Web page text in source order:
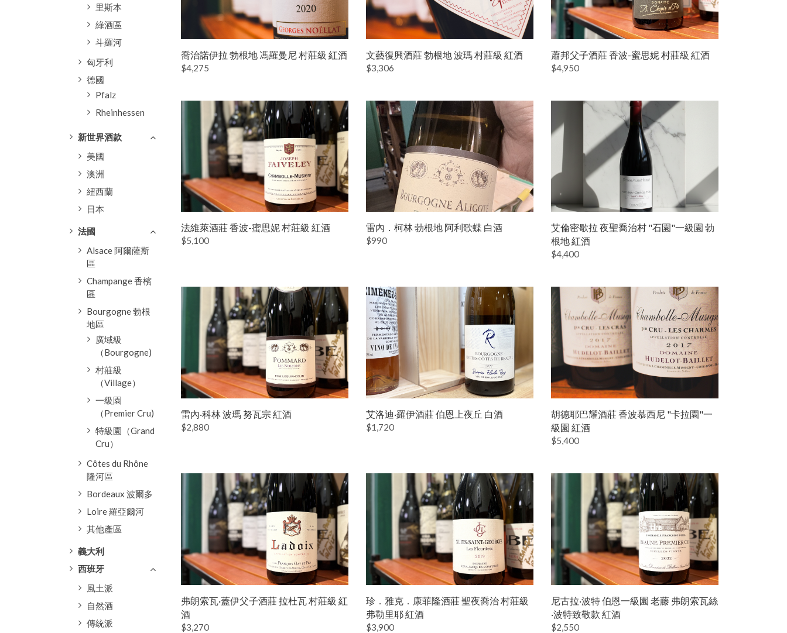
里斯本
綠酒區
斗羅河
匈牙利
德國
Pfalz
Rheinhessen
新世界酒款
美國
澳洲
紐西蘭
日本
法國
Alsace 阿爾薩斯
區
Champange 香檳
區
Bourgogne 勃根
地區
廣域級
（Bourgogne)
村莊級
（Village）
一級園
（Premier Cru)
特級園（Grand
Cru）
Côtes du Rhône
隆河區
Bordeaux 波爾多
Loire 羅亞爾河
其他產區
義大利
西班牙
風土派
自然酒
傳統派
喬治諾伊拉 勃根地 馮羅曼尼 村莊級 紅酒
$4,275
文藝復興酒莊 勃根地 波瑪 村莊級 紅酒
$3,306
蕭邦父子酒莊 香波-蜜思妮 村莊級 紅酒
$4,950
法維萊酒莊 香波-蜜思妮 村莊級 紅酒
$5,100
雷內．柯林 勃根地 阿利歌蝶 白酒
$990
艾倫密歇拉 夜聖喬治村 "石園"一級園 勃
根地 紅酒
$4,400
雷內·科林 波瑪 努瓦宗 紅酒
$2,880
艾洛迪·羅伊酒莊 伯恩上夜丘 白酒
$1,720
胡德耶巴耀酒莊 香波慕西尼 "卡拉園"一
級園 紅酒
$5,400
弗朗索瓦·蓋伊父子酒莊 拉杜瓦 村莊級 紅
酒
$3,270
珍．雅克．康菲隆酒莊 聖夜喬治 村莊級
弗勒里耶 紅酒
$3,900
尼古拉·波特 伯恩一級園 老藤 弗朗索瓦絲
·波特致敬款 紅酒
$2,550